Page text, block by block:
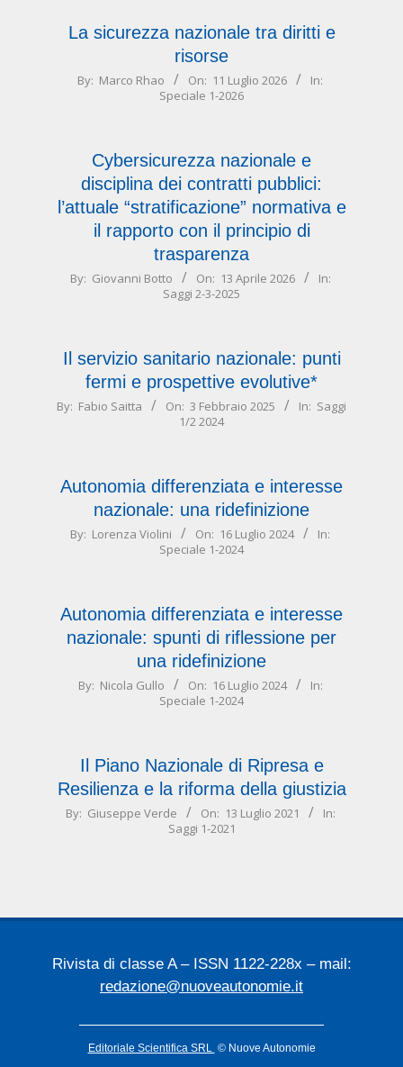
La sicurezza nazionale tra diritti e
risorse
2026-
By: Marco Rhao On: 11 Luglio 2026
In:
Speciale 1-2026
Cybersicurezza nazionale e
disciplina dei contratti pubblici:
l’attuale “stratificazione” normativa e
il rapporto con il principio di
trasparenza
2026-
By: Giovanni Botto On: 13 Aprile 2026
In:
Saggi 2-3-2025
Il servizio sanitario nazionale: punti
fermi e prospettive evolutive*
2025-
By: Fabio Saitta On: 3 Febbraio 2025 In: Saggi
1/2 2024
Autonomia differenziata e interesse
nazionale: una ridefinizione
2024-
By: Lorenza Violini On: 16 Luglio 2024
In:
Speciale 1-2024
Autonomia differenziata e interesse
nazionale: spunti di riflessione per
una ridefinizione
2024-
By: Nicola Gullo On: 16 Luglio 2024
In:
Speciale 1-2024
Il Piano Nazionale di Ripresa e
Resilienza e la riforma della giustizia
2021-
By: Giuseppe Verde On: 13 Luglio 2021
In:
Saggi 1-2021
Rivista di classe A – ISSN 1122-228x – mail:
redazione@nuoveautonomie.it
Editoriale Scientifica SRL © Nuove Autonomie